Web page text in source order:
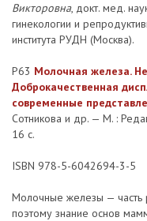
Викторовна, докт. мед.
гинекологии и
института РУДН (Москва).
Р63 Молочная железа.
Доброкачественная
современные
Сотникова и др. — М. :
16 с.
ISBN 978-5-6042694-3-5
Молочные железы — часть
поэтому знание основ